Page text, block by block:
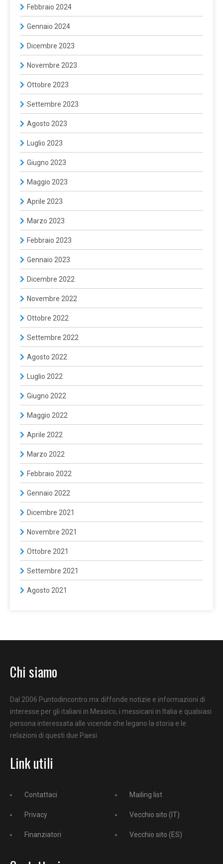
Febbraio 2024
Gennaio 2024
Dicembre 2023
Novembre 2023
Ottobre 2023
Settembre 2023
Agosto 2023
Luglio 2023
Giugno 2023
Maggio 2023
Aprile 2023
Marzo 2023
Febbraio 2023
Gennaio 2023
Dicembre 2022
Novembre 2022
Ottobre 2022
Settembre 2022
Agosto 2022
Luglio 2022
Giugno 2022
Maggio 2022
Aprile 2022
Marzo 2022
Febbraio 2022
Gennaio 2022
Dicembre 2021
Novembre 2021
Ottobre 2021
Settembre 2021
Agosto 2021
Chi siamo
Dal 2006 Puntodincontro.mx diffonde notizie e informazioni di
interesse per gli italiani in Messico, i messicani in Italia e qualsiasi
persona interessata alle vicende che legano la storia e le
relazioni di questi due Paesi.
Link utili
Contattaci
Privacy
Finanziatori
Mailing list
Vecchio sito (IT)
Vecchio sito (ES)